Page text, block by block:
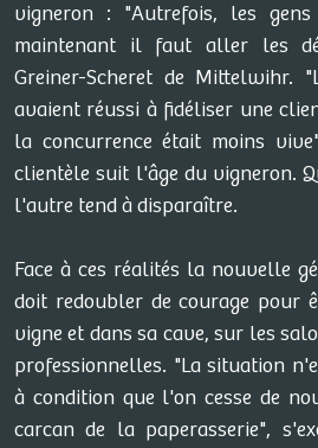
vigneron : "Autrefois, les
maintenant il faut aller les
Greiner-Scheret de Mittelwihr.
avaient réussi à fidéliser une
la concurrence était moins
clientèle suit l'âge du vigneron.
l'autre tend à disparaître.
Face à ces réalités la nouvelle
doit redoubler de courage pour
vigne et dans sa cave, sur les
professionnelles. "La situation
à condition que l'on cesse de
carcan de la paperasserie",